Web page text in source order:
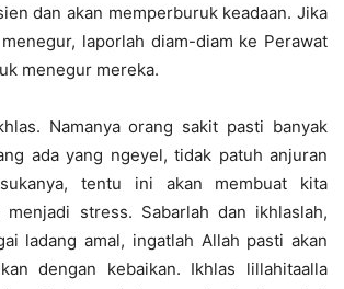
dan akan memperburuk keadaan. Jika
laporlah diam-diam ke Perawat
menegur mereka.
Namanya orang sakit pasti banyak
ada yang ngeyel, tidak patuh anjuran
tentu ini akan membuat kita
menjadi stress. Sabarlah dan ikhlaslah,
ladang amal, ingatlah Allah pasti akan
dengan kebaikan. Ikhlas lillahitaalla